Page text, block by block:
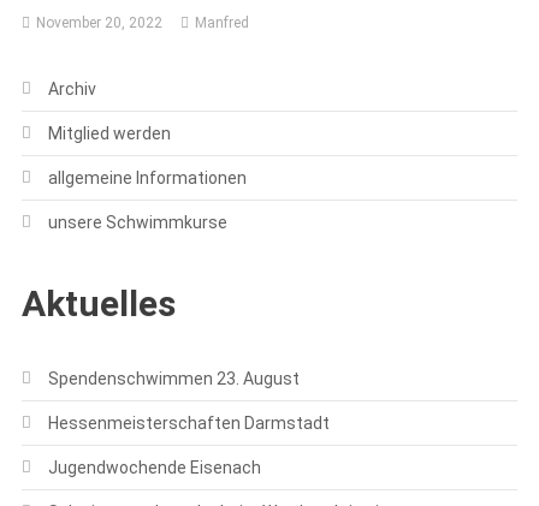
November 20, 2022 Manfred
Archiv
Mitglied werden
allgemeine Informationen
unsere Schwimmkurse
Aktuelles
Spendenschwimmen 23. August
Hessenmeisterschaften Darmstadt
Jugendwochende Eisenach